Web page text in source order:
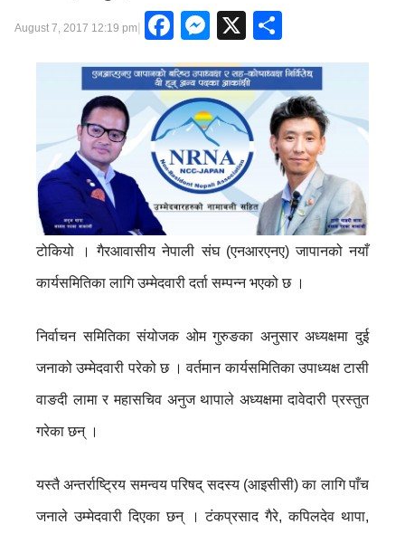
August 7, 2017 12:19 pm| Facebook
Messenger
X
टोकियो । गैरआवासीय नेपाली संघ (एनआरएनए) जापानको नयाँ
कार्यसमितिका लागि उम्मेदवारी दर्ता सम्पन्न भएको छ ।
निर्वाचन समितिका संयोजक ओम गुरुङका अनुसार अध्यक्षमा दुई
जनाको उम्मेदवारी परेको छ । वर्तमान कार्यसमितिका उपाध्यक्ष टासी
वाङदी लामा र महासचिव अनुज थापाले अध्यक्षमा दावेदारी प्रस्तुत
गरेका छन् ।
यस्तै अन्तर्राष्ट्रिय समन्वय परिषद् सदस्य (आइसीसी) का लागि पाँच
जनाले उम्मेदवारी दिएका छन् । टंकप्रसाद गैरे, कपिलदेव थापा,